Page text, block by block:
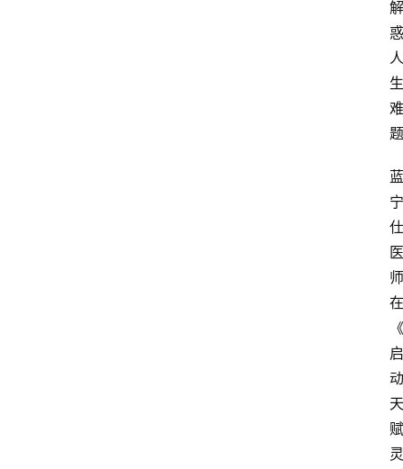
解
惑
人
生
难
题
蓝
宁
仕
医
师
在
《
启
动
天
赋
灵